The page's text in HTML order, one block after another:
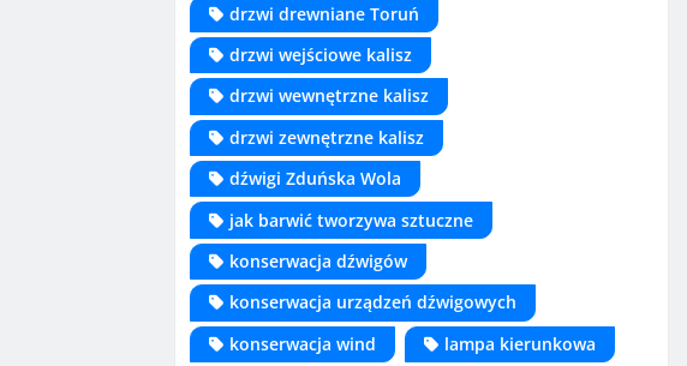
drzwi drewniane Toruń
drzwi wejściowe kalisz
drzwi wewnętrzne kalisz
drzwi zewnętrzne kalisz
dźwigi Zduńska Wola
jak barwić tworzywa sztuczne
konserwacja dźwigów
konserwacja urządzeń dźwigowych
konserwacja wind
lampa kierunkowa